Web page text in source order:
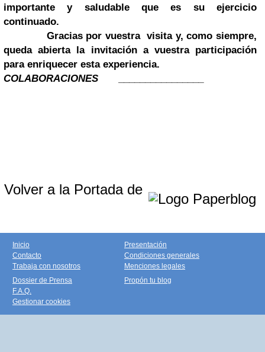
importante y saludable que es su ejercicio
continuado.
Gracias por vuestra visita y, como siempre,
queda abierta la invitación a vuestra participación
para enriquecer esta experiencia.
COLABORACIONES ________________
Volver a la Portada de
Inicio
Contacto
Trabaja con nosotros
Presentación
Condiciones generales
Menciones legales
Dossier de Prensa
F.A.Q.
Gestionar cookies
Propón tu blog